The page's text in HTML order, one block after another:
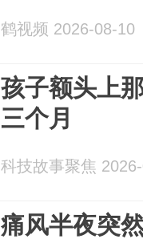
鹤视频 2026-08-10
孩子额头上
三个月
科技故事聚焦
痛风半夜突